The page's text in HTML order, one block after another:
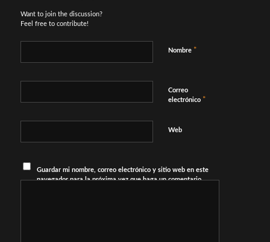
Want to join the discussion?
Feel free to contribute!
Nombre *
Correo
electrónico *
Web
Guardar mi nombre, correo electrónico y sitio web en este
navegador para la próxima vez que haga un comentario.